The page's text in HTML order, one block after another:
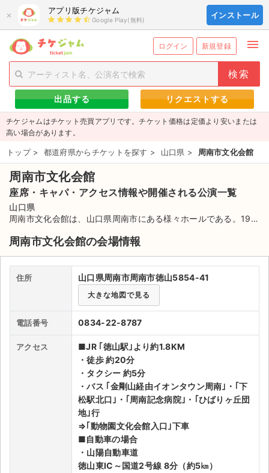
× アプリ版チケジャム
Google Play(無料) インストール
ログイン 新規登録 menu
person_add 新規会員登録 exit_to_app ログイン
チケットを探す
新着チケット
値下げしたチケット
都道府県からチケットを探す
もうすぐ開催のチケット
チケットのリクエスト一覧
取扱チケット
ライブ・コンサート（国内）
ライブ・コンサート（海外）
イベント
スポーツ
手数料・お支払い方法
出品する リクエストする
チケジャムはチケット売買アプリです。チケット価格は定価より安いまたは
高い場合があります。
トップ > 都道府県からチケットを探す > 山口県 > 周南市文化会館
周南市文化会館
座席・キャパ・アクセス情報や開催される公演一覧
山口県
周南市文化会館は、山口県周南市にある様々ホールである。198
ールの客席数は1800名できるできる。平成の大合併で周南市が
誕生したことに伴い、2003年に現在の周南市文化会館に変更と
なった。文化会館は、かつての徳山城跡地に建てられており、文
化会館の前庭には徳山藩館邸跡の碑などがある。大型ホールでき
る人員1,800人 固定シート1,647シート (1階1,018シート2階629
シート)となっており、大型ホール以外にもリハーサルルーム、
練習ルーム、地下展示ルーム、和室 35畳、3階展示ルームなど
もあり、多種多様な使い方が可能である。レストランもついてい
るので、簡単な軽食なども取ることが可能である。吉本新喜劇な
どのホールにもなることもあり、ジミー大西や間寛平が来館する
こともある。JR｢徳山駅｣よりバスを使うことがアクセスがしや
すくなる。パーキングエリアが144台できる可能なので心配せず
自動車でアクセスができる。イベント当日は混雑する可能性があ
周南市文化会館の会場情報
住所 山口県周南市周南市徳山5854-41
大きな地図で見る
電話番号 0834-22-8787
アクセス
■JR ｢徳山駅｣より約1.8KM
・徒歩 約20分
・タクシー 約5分
・バス ｢金剛山経由イオンタウン周南｣・｢下
松駅北口｣・｢周南記念病院｣・｢ひばりヶ丘団
地｣行
⇒｢動物園文化会館入口｣下車
■自動車の場合
・山陽自動車道
徳山東IC～国道2号線 8分（約5㎞）